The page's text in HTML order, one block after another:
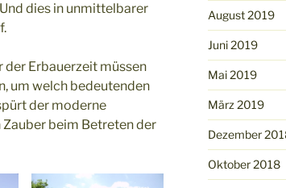
dies in unmittelbarer
der Erbauerzeit müssen
um welch bedeutenden
der moderne
beim Betreten der
August 2019
Juni 2019
Mai 2019
März 2019
Dezember
Oktober 2018